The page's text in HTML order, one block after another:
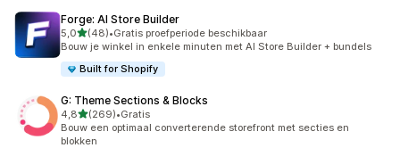
Forge: AI Store Builder
5,0van 5 sterren
(48)
48 recensies in totaal
•Gratis proefperiode beschikbaar
Bouw je winkel in enkele minuten met AI Store Builder + bundels
Built for Shopify
G: Theme Sections & Blocks
4,8van 5 sterren
(269)
269 recensies in totaal
•Gratis
Bouw een optimaal converterende storefront met secties en
blokken